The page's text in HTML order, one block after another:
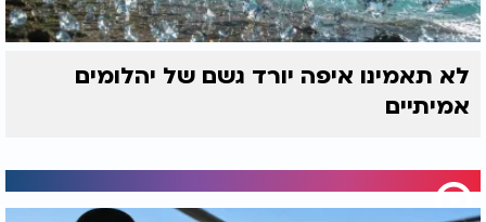
לא תאמינו איפה יורד גשם של יהלומים
אמיתיים